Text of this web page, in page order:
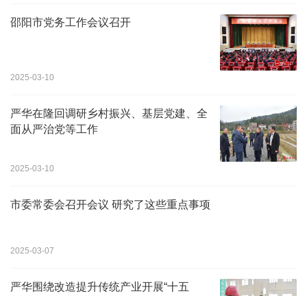
邵阳市党务工作会议召开
2025-03-10
严华在隆回调研乡村振兴、基层党建、全
面从严治党等工作
2025-03-10
市委常委会召开会议 研究了这些重点事项
2025-03-07
严华围绕改造提升传统产业开展“十五